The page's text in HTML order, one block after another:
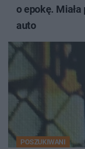
o epokę.
auto
POSZUKIWANI